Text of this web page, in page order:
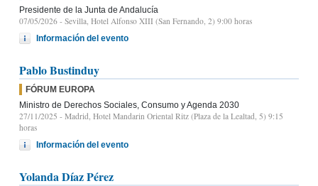
Presidente de la Junta de Andalucía
07/05/2026 - Sevilla, Hotel Alfonso XIII (San Fernando, 2) 9:00 horas
Información del evento
Pablo Bustinduy
FÓRUM EUROPA
Ministro de Derechos Sociales, Consumo y Agenda 2030
27/11/2025 - Madrid, Hotel Mandarin Oriental Ritz (Plaza de la Lealtad, 5) 9:15
horas
Información del evento
Yolanda Díaz Pérez